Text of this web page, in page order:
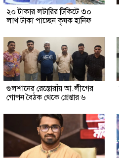
২০ টাকার লটারির টিকিটে ৩০
লাখ টাকা পাচ্ছেন কৃষক হানিফ
গুলশানের রেস্তোরাঁয় আ.লীগের
গোপন বৈঠক থেকে গ্রেপ্তার ৬